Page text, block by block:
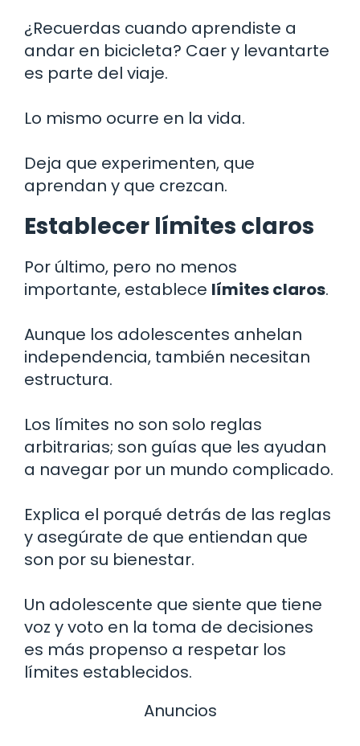
¿Recuerdas cuando aprendiste a
andar en bicicleta? Caer y levantarte
es parte del viaje.
Lo mismo ocurre en la vida.
Deja que experimenten, que
aprendan y que crezcan.
Establecer límites claros
Por último, pero no menos
importante, establece límites claros.
Aunque los adolescentes anhelan
independencia, también necesitan
estructura.
Los límites no son solo reglas
arbitrarias; son guías que les ayudan
a navegar por un mundo complicado.
Explica el porqué detrás de las reglas
y asegúrate de que entiendan que
son por su bienestar.
Un adolescente que siente que tiene
voz y voto en la toma de decisiones
es más propenso a respetar los
límites establecidos.
Anuncios